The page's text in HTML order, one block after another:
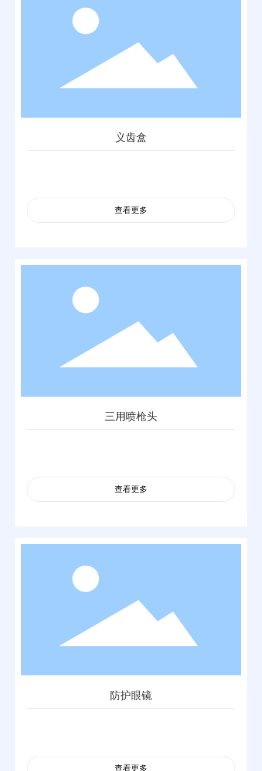
义齿盒
查看更多
三用喷枪头
查看更多
防护眼镜
查看更多